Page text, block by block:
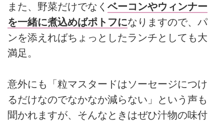
また、野菜だけでなく ベーコンやウィンナー
を一緒に煮込めばポトフになりますので、パ
ンを添えればちょっとしたランチとしても大
満足。
意外にも「粒マスタードはソーセージにつけ
るだけなのでなかなか減らない」という声も
聞かれますが、そんなときはぜひ汁物の味付